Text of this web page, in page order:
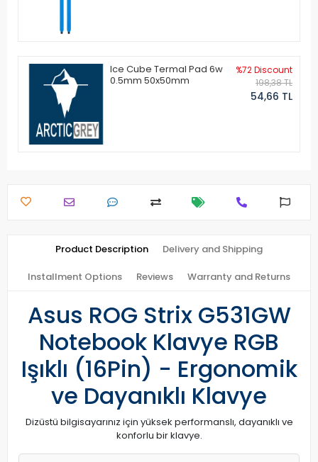
Ice Cube Termal Pad 6w
0.5mm 50x50mm
%72 Discount
198,38 TL
54,66 TL
Product Description Delivery and Shipping
Installment Options Reviews Warranty and Returns
Asus ROG Strix G531GW
Notebook Klavye RGB
Işıklı (16Pin) - Ergonomik
ve Dayanıklı Klavye
Dizüstü bilgisayarınız için yüksek performanslı, dayanıklı ve
konforlu bir klavye.